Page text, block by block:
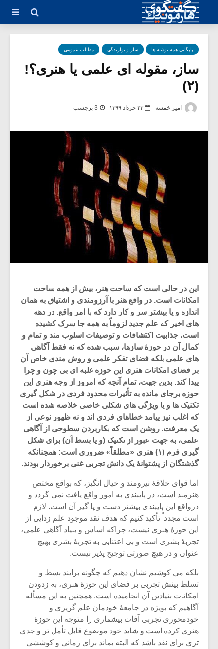
بایگانی همه نوشته ها ساز و نوازندگی مطالب عمومی
ساز، مقوله ای علمی یا هنری؟!
(۲)
امیر خمسه ۲۳ خرداد ۱۳۹۹ 3 برچسب -
این در حالی است که ساحت هنر، بیش از همه ساحت
امکانات است. در واقع هنر با آرزومندی و اشتیاق به همان
اندازه و یا بیشتر سر و کار دارد که با امر واقع. در دهه
های اخیر که علم جدید لزوماً به همه جا سرک کشیده
است، جذابیت اکتشافات و توصیفات اسلوب مند و تمام و
کمال آن در حوزۀ سازها، سبب شده که نه فقط آگاهی
های علمی بلکه فضای تفکر علمی و روش مندی خاص آن
بر فضای امکانات هنری این حوزه غلبه ای بی چون و چرا
پیدا کند. بدین جهت، تمام آنچه که امروز از وجه هنری این
حوزه برجای مانده به تأثیرات محدود فردی در شکل گیری
تکنیک ها و یا ویژگی های شکلی خاصی خلاصه شده است
که اغلب نیز پیامد خطاهای فردی اند و نه ظهور نوعی از
یک معرفت. روشن است که بکاربردن سطوحی از آگاهی
علمی، به جهت عبور از تکنیک (و یا بسط آن) برای شکل
گیری فرم (۱) هنری «مطلقاً» ضروری است: همچنانکه
گذشتگان از پشتوانۀ یک دانش تجربی غنی برخوردار بودند.
اما قوای خلاقۀ نیرومند و خیال انگیز، که بواقع مختص
هنرمند است، در پایبندی به امور واقع یافت نمی گردد و
درواقع این پایبندی بیشتر دست و پا گیر آن است. لازم
است مجدداً تأکید کنیم که هدف نقد موجود علم زدایی از
این حوزۀ هنری نیست، چراکه اساس و بنیاد آگاهی علمی،
تجربۀ بشری است و بی اعتنایی به تجربۀ بشری بهیچ
عنوان و در هیچ صورتی توجیح پذیر نیست.
بلکه می کوشیم نشان دهیم که چگونه برایند بسط و
تسلط بینش تجربی بر فضای این حوزۀ هنری، به زدودن
امکانات بنیادین آن انجامیده است. همچنین به این مسأله
آگاهیم که بویژه در جامعۀ خودمان علم گریزی و
خودمحوری تجربی آفات بیشماری را متوجه این حوزۀ
هنری کرده است و شاید خود موضوع قابل تأمل تر و جدی
تری برای نقد باشد که البته بماند برای زمانی و کوششی
میکلوش روژا
یادداشتی بر موسیقی
متن فیلم «متری
موریس ژار
دوره
موسیقی